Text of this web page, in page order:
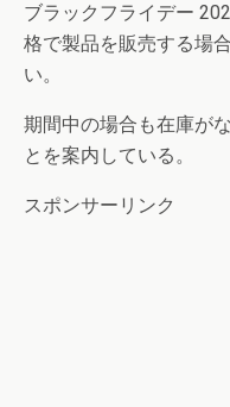
ブラックフライデー
格で製品を販売する場
い。
期間中の場合も在庫が
とを案内している。
スポンサーリンク